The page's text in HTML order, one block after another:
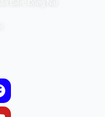
Biên, Đồng Nai